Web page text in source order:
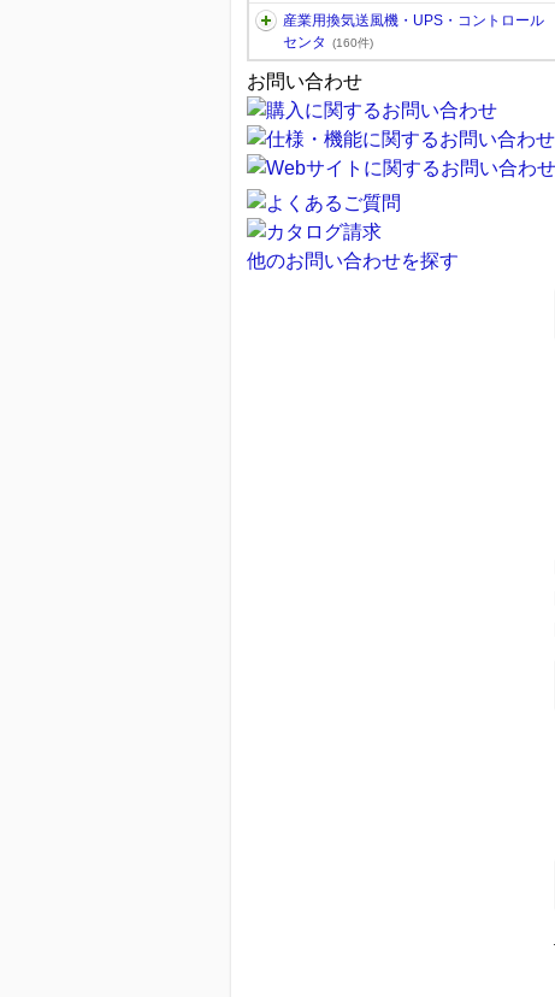
産業用換気送風機・UPS・コントロール
センタ
(160件)
お問い合わせ
他のお問い合わせを探す